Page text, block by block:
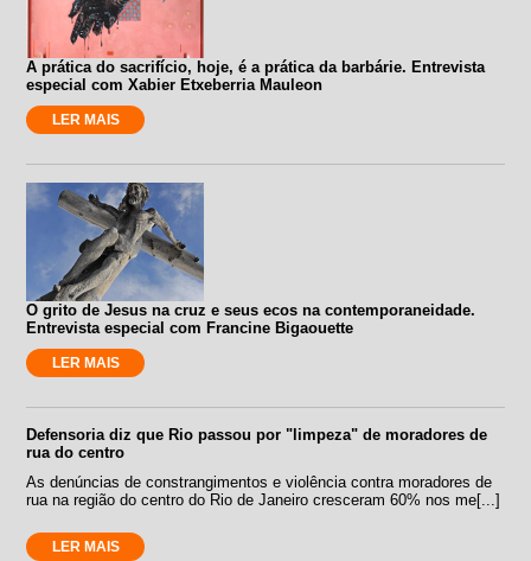
A prática do sacrifício, hoje, é a prática da barbárie. Entrevista
especial com Xabier Etxeberria Mauleon
LER MAIS
O grito de Jesus na cruz e seus ecos na contemporaneidade.
Entrevista especial com Francine Bigaouette
LER MAIS
Defensoria diz que Rio passou por "limpeza" de moradores de
rua do centro
As denúncias de constrangimentos e violência contra moradores de
rua na região do centro do Rio de Janeiro cresceram 60% nos me[...]
LER MAIS